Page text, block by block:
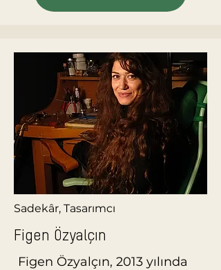
Sadekâr, Tasarımcı
Figen Özyalçın
Figen Özyalçın, 2013 yılında